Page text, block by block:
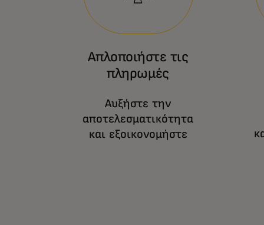
Απλοποιήστε τις
πληρωμές
Αυξήστε την
αποτελεσματικότητα
και εξοικονομήστε